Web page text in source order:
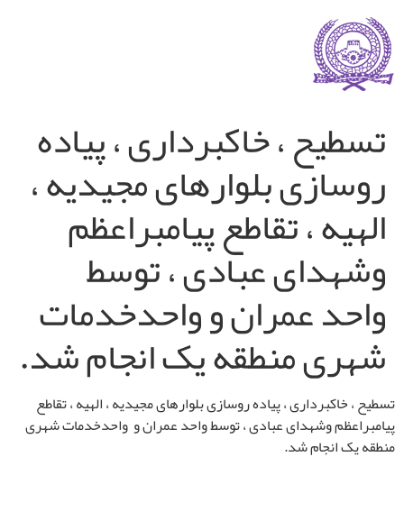
تسطیح ، خاکبرداری ، پیاده
روسازی بلوارهای مجیدیه ،
الهیه ، تقاطع پیامبراعظم
وشهدای عبادی ، توسط
واحد عمران و واحدخدمات
شهری منطقه یک انجام شد.
تسطیح ، خاکبرداری ، پیاده روسازی بلوارهای مجیدیه ، الهیه ، تقاطع
پیامبراعظم وشهدای عبادی ، توسط واحد عمران و واحدخدمات شهری
منطقه یک انجام شد.